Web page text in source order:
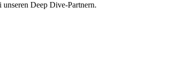
unseren Deep Dive-Partnern.